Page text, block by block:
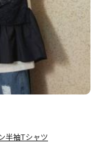
半袖Tシャツ